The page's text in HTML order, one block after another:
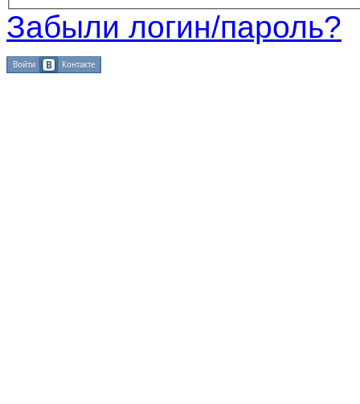
Забыли логин/пароль?